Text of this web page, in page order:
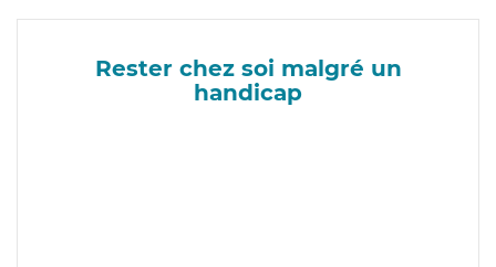
Rester chez soi malgré un
handicap